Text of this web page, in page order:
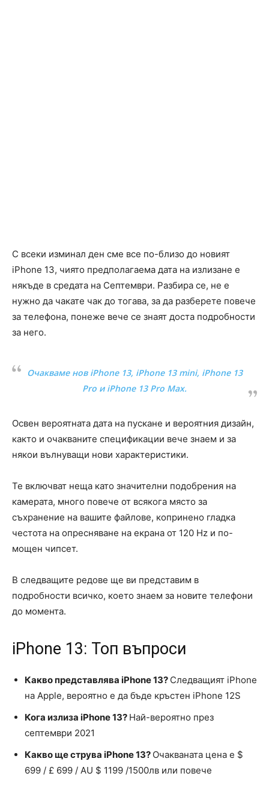
С всеки изминал ден сме все по-близо до новият
iPhone 13, чиято предполагаема дата на излизане е
някъде в средата на Септември. Разбира се, не е
нужно да чакате чак до тогава, за да разберете повече
за телефона, понеже вече се знаят доста подробности
за него.
Очакваме нов iPhone 13, iPhone 13 mini, iPhone 13
Pro и iPhone 13 Pro Max.
Освен вероятната дата на пускане и вероятния дизайн,
както и очакваните спецификации вече знаем и за
някои вълнуващи нови характеристики.
Те включват неща като значителни подобрения на
камерата, много повече от всякога място за
съхранение на вашите файлове, копринено гладка
честота на опресняване на екрана от 120 Hz и по-
мощен чипсет.
В следващите редове ще ви представим в
подробности всичко, което знаем за новите телефони
до момента.
iPhone 13: Топ въпроси
Какво представлява iPhone 13? Следващият iPhone
на Apple, вероятно е да бъде кръстен iPhone 12S
Кога излиза iPhone 13? Най-вероятно през
септември 2021
Какво ще струва iPhone 13? Очакваната цена е $
699 / £ 699 / AU $ 1199 /1500лв или повече